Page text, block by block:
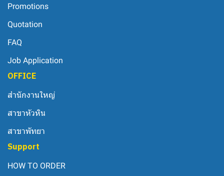
Promotions
Quotation
FAQ
Job Application
OFFICE
สำนักงานใหญ่
สาขาหัวหิน
สาขาพัทยา
Support
HOW TO ORDER